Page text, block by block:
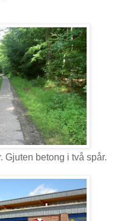
Gjuten betong i två spår.